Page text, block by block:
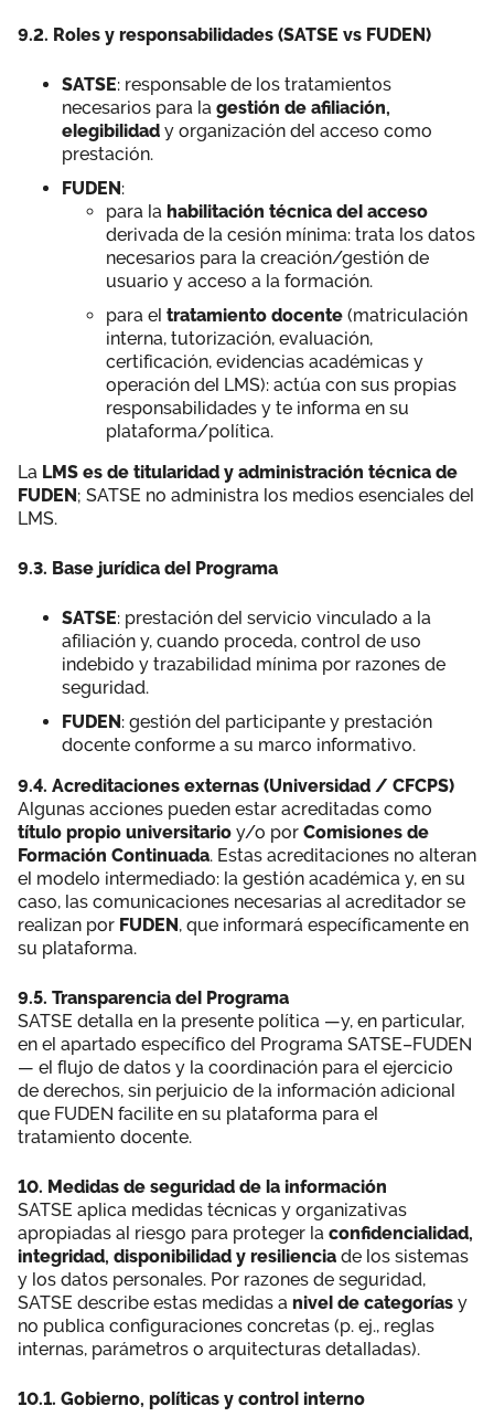
9.2. Roles y responsabilidades (SATSE vs FUDEN)
SATSE: responsable de los tratamientos
necesarios para la gestión de afiliación,
elegibilidad y organización del acceso como
prestación.
FUDEN:
para la habilitación técnica del acceso
derivada de la cesión mínima: trata los datos
necesarios para la creación/gestión de
usuario y acceso a la formación.
para el tratamiento docente (matriculación
interna, tutorización, evaluación,
certificación, evidencias académicas y
operación del LMS): actúa con sus propias
responsabilidades y te informa en su
plataforma/política.
La LMS es de titularidad y administración técnica de
FUDEN; SATSE no administra los medios esenciales del
LMS.
9.3. Base jurídica del Programa
SATSE: prestación del servicio vinculado a la
afiliación y, cuando proceda, control de uso
indebido y trazabilidad mínima por razones de
seguridad.
FUDEN: gestión del participante y prestación
docente conforme a su marco informativo.
9.4. Acreditaciones externas (Universidad / CFCPS)
Algunas acciones pueden estar acreditadas como
título propio universitario y/o por Comisiones de
Formación Continuada. Estas acreditaciones no alteran
el modelo intermediado: la gestión académica y, en su
caso, las comunicaciones necesarias al acreditador se
realizan por FUDEN, que informará específicamente en
su plataforma.
9.5. Transparencia del Programa
SATSE detalla en la presente política —y, en particular,
en el apartado específico del Programa SATSE–FUDEN
— el flujo de datos y la coordinación para el ejercicio
de derechos, sin perjuicio de la información adicional
que FUDEN facilite en su plataforma para el
tratamiento docente.
10. Medidas de seguridad de la información
SATSE aplica medidas técnicas y organizativas
apropiadas al riesgo para proteger la confidencialidad,
integridad, disponibilidad y resiliencia de los sistemas
y los datos personales. Por razones de seguridad,
SATSE describe estas medidas a nivel de categorías y
no publica configuraciones concretas (p. ej., reglas
internas, parámetros o arquitecturas detalladas).
10.1. Gobierno, políticas y control interno